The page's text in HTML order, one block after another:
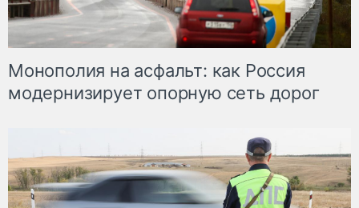
Монополия на асфальт: как Россия
модернизирует опорную сеть дорог